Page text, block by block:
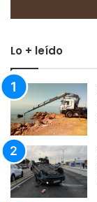
Lo + leído